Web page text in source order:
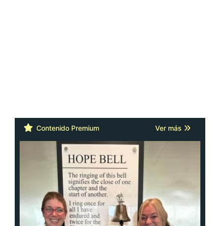
Contenido Premium Ver más